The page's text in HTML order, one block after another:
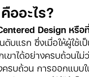
ออะไร?
Design หรือ
แรก ซึ่งเมื่อให้ผู้ใช้เ
าได้อย่างครบถ้วนไ
รบถ้วน การออกแบบ